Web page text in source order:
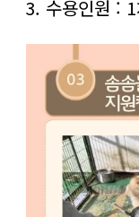
3. 수용인원 :